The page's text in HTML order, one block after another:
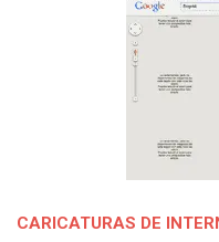
CARICATURAS DE